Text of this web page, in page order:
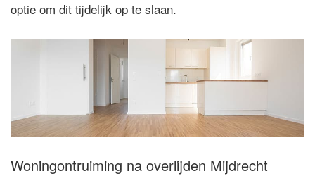
optie om dit tijdelijk op te slaan.
Woningontruiming na overlijden Mijdrecht